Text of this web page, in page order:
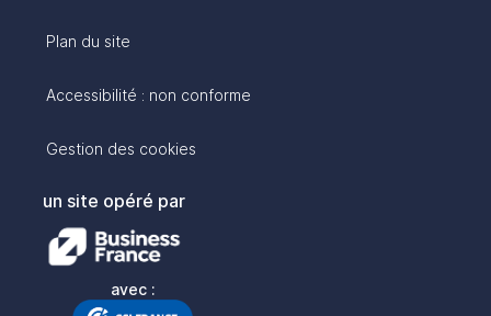
Plan du site
Accessibilité : non conforme
Gestion des cookies
un site opéré par
avec :